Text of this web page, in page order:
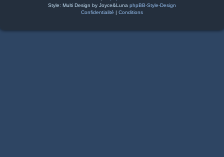
Style: Multi Design by Joyce&Luna phpBB-Style-Design
Confidentialité | Conditions